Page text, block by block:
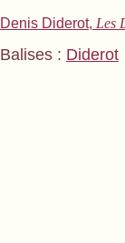
Denis Diderot, Les
Balises : Diderot